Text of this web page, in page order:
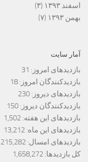
اسفند ۱۳۹۳
(۳)
بهمن ۱۳۹۳
(۷)
آمار سایت
بازدیدهای امروز: 31
بازدیدکنندگان امروز: 18
بازدیدهای دیروز: 230
بازدیدکنندگان دیروز: 150
بازدیدهای این هفته: 1,502
بازدیدهای این ماه: 13,212
بازدیدهای امسال: 215,282
کل بازدیدها: 1,658,272